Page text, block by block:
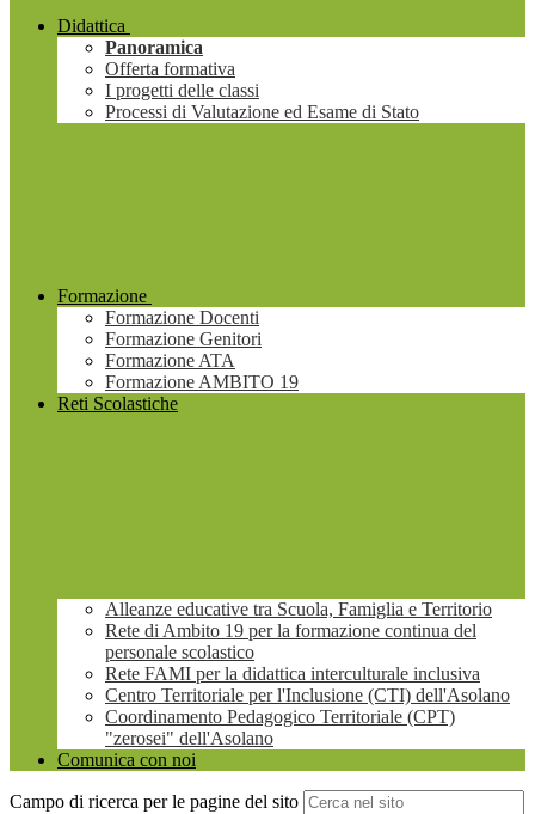
Didattica
Panoramica
Offerta formativa
I progetti delle classi
Processi di Valutazione ed Esame di Stato
Formazione
Formazione Docenti
Formazione Genitori
Formazione ATA
Formazione AMBITO 19
Reti Scolastiche
Alleanze educative tra Scuola, Famiglia e Territorio
Rete di Ambito 19 per la formazione continua del
personale scolastico
Rete FAMI per la didattica interculturale inclusiva
Centro Territoriale per l'Inclusione (CTI) dell'Asolano
Coordinamento Pedagogico Territoriale (CPT)
"zerosei" dell'Asolano
Comunica con noi
Campo di ricerca per le pagine del sito